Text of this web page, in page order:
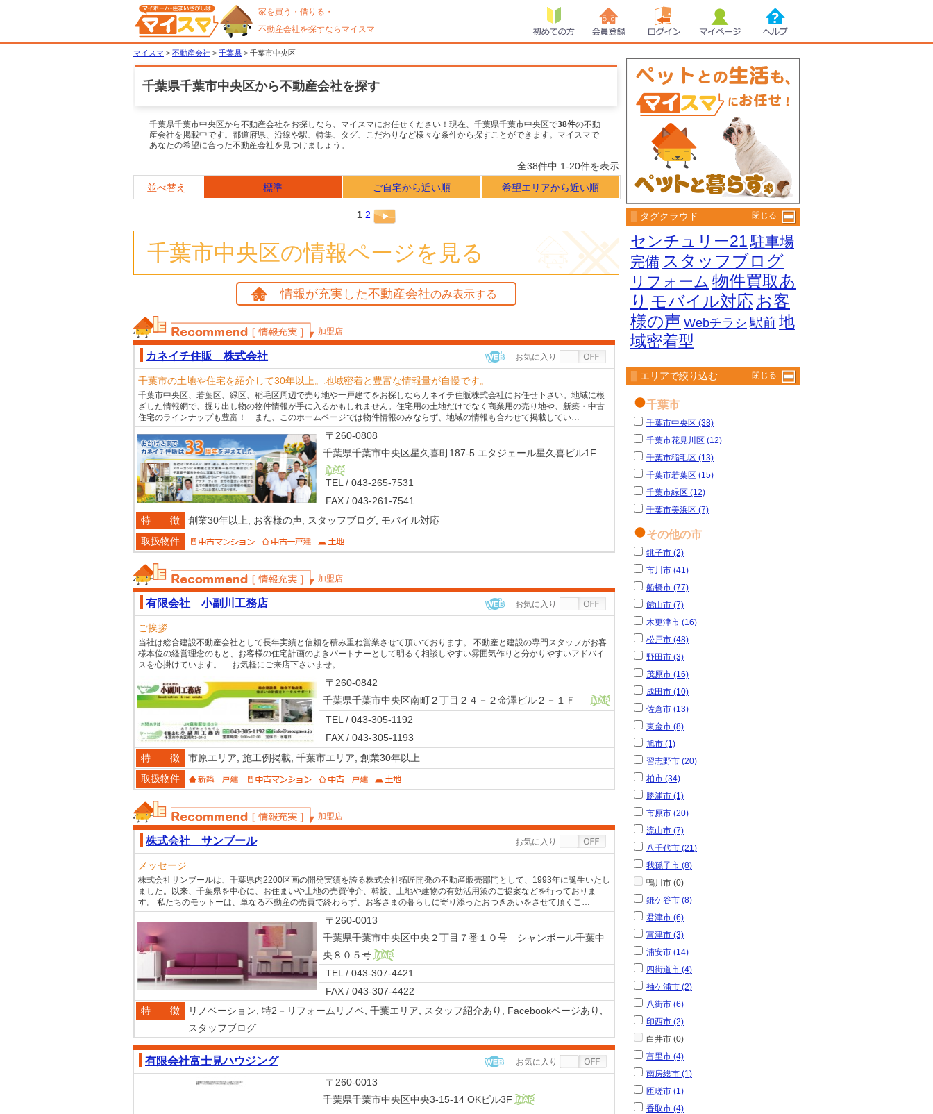
家を買う・借りる・
不動産会社を探すならマイスマ
ヘルプ
マイページ
ログイン
会員登録
初めての方
マイスマ > 不動産会社 > 千葉県 > 千葉市中央区
千葉県千葉市中央区から不動産会社を探す
千葉県千葉市中央区から不動産会社をお探しなら、マイスマにお任せください！現在、千葉県千葉市中央区で38件の不動
産会社を掲載中です。都道府県、沿線や駅、特集、タグ、こだわりなど様々な条件から探すことができます。マイスマで
あなたの希望に合った不動産会社を見つけましょう。
全38件中 1-20件を表示
並べ替え
希望エリアから近い順
ご自宅から近い順
標準
1 2
千葉市中央区の情報ページを見る
情報が充実した不動産会社のみ表示する
おススメ不動産
加盟店
お気に入り
カネイチ住販 株式会社
WEB
千葉市の土地や住宅を紹介して30年以上。地域密着と豊富な情報量が自慢です。
千葉市中央区、若葉区、緑区、稲毛区周辺で売り地や一戸建てをお探しならカネイチ住販株式会社にお任せ下さい。地域に根
ざした情報網で、掘り出し物の物件情報が手に入るかもしれません。住宅用の土地だけでなく商業用の売り地や、新築・中古
住宅のラインナップも豊富！ また、このホームページでは物件情報のみならず、地域の情報も合わせて掲載してい…
〒260-0808
千葉県千葉市中央区星久喜町187-5 エタジェール星久喜ビル1F
MAP
TEL / 043-265-7531
FAX / 043-261-7541
特 徴
創業30年以上, お客様の声, スタッフブログ, モバイル対応
取扱物件
おススメ不動産
加盟店
お気に入り
有限会社 小副川工務店
WEB
ご挨拶
当社は総合建設不動産会社として長年実績と信頼を積み重ね営業させて頂いております。 不動産と建設の専門スタッフがお客
様本位の経営理念のもと、お客様の住宅計画のよきパートナーとして明るく相談しやすい雰囲気作りと分かりやすいアドバイ
スを心掛けています。 お気軽にご来店下さいませ。
〒260-0842
千葉県千葉市中央区南町２丁目２４－２金澤ビル２－１Ｆ
MAP
TEL / 043-305-1192
FAX / 043-305-1193
特 徴
市原エリア, 施工例掲載, 千葉市エリア, 創業30年以上
取扱物件
おススメ不動産
加盟店
お気に入り
株式会社 サンブール
メッセージ
株式会社サンブールは、千葉県内2200区画の開発実績を誇る株式会社拓匠開発の不動産販売部門として、1993年に誕生いたし
ました。以来、千葉県を中心に、お住まいや土地の売買仲介、斡旋、土地や建物の有効活用策のご提案などを行っておりま
す。 私たちのモットーは、単なる不動産の売買で終わらず、お客さまの暮らしに寄り添ったおつきあいをさせて頂くこ…
〒260-0013
千葉県千葉市中央区中央２丁目７番１０号 シャンボール千葉中
央８０５号
MAP
TEL / 043-307-4421
FAX / 043-307-4422
特 徴
リノベーション, 特2－リフォームリノベ, 千葉エリア, スタッフ紹介あり,
Facebookページあり,
スタッフブログ
お気に入り
有限会社富士見ハウジング
WEB
〒260-0013
千葉県千葉市中央区中央3-15-14 OKビル3F
閉じる
タグクラウド
センチュリー21 駐車場
完備 スタッフブログ
リフォーム 物件買取あ
り モバイル対応 お客
様の声 Webチラシ 駅前地
域密着型
閉じる
エリアで絞り込む
千葉市
千葉市中央区 (38)
千葉市花見川区 (12)
千葉市稲毛区 (13)
千葉市若葉区 (15)
千葉市緑区 (12)
千葉市美浜区 (7)
その他の市
銚子市 (2)
市川市 (41)
船橋市 (77)
館山市 (7)
木更津市 (16)
松戸市 (48)
野田市 (3)
茂原市 (16)
成田市 (10)
佐倉市 (13)
東金市 (8)
旭市 (1)
習志野市 (20)
柏市 (34)
勝浦市 (1)
市原市 (20)
流山市 (7)
八千代市 (21)
我孫子市 (8)
鴨川市 (0)
鎌ケ谷市 (8)
君津市 (6)
富津市 (3)
浦安市 (14)
四街道市 (4)
袖ケ浦市 (2)
八街市 (6)
印西市 (2)
白井市 (0)
富里市 (4)
南房総市 (1)
匝瑳市 (1)
香取市 (4)